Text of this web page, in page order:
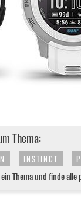
Thema:
INSTINCT
Thema und finde